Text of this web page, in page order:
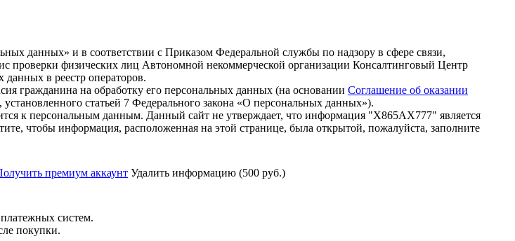
данных» и в соответствии с Приказом Федеральной службы по надзору в сфере связи,
физических лиц Автономной некоммерческой организации Консалтинговый Центр
в реестр операторов.
гражданина на обработку его персональных данных (на основании Соглашение об оказании
статьей 7 Федерального закона «О персональных данных»).
к персональным данным. Данный сайт не утверждает, что информация "Х865АХ777" является
чтобы информация, расположенная на этой странице, была открытой, пожалуйста, заполните
премиум аккаунт Удалить информацию (500 руб.)
систем.
покупки.